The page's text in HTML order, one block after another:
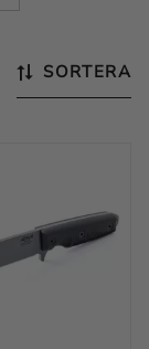
SORTERA